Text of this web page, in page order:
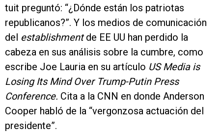
tuit preguntó: “¿Dónde están los patriotas
republicanos?”. Y los medios de comunicación
del establishmentde EE UU han perdido la
cabeza en sus análisis sobre la cumbre, como
escribe Joe Lauria en su artículo US Media is
Losing Its Mind Over Trump-Putin Press
Conference. Cita a la CNN en donde Anderson
Cooper habló de la “vergonzosa actuación del
presidente”.